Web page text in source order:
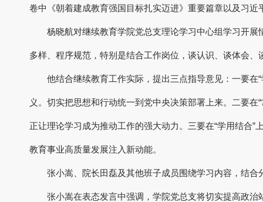
卷中《朝着建成教育强国目标扎实迈进》重要篇章以及习
杨晓航对继续教育学院党总支理论学习中心组学习开
多样、程序规范，特别是结合工作岗位，谈认识、谈体会、
他结合继续教育工作实际，提出三点指导意见：一要在
义。切实把思想和行动统一到党中央决策部署上来。二要
正让理论学习成为推动工作的强大动力。三要在“学用结合
教育事业高质量发展注入新动能。
张小嵩、院长田磊及其他班子成员围绕学习内容，结合
张小嵩在表态发言中强调，学院党总支将切实提高政